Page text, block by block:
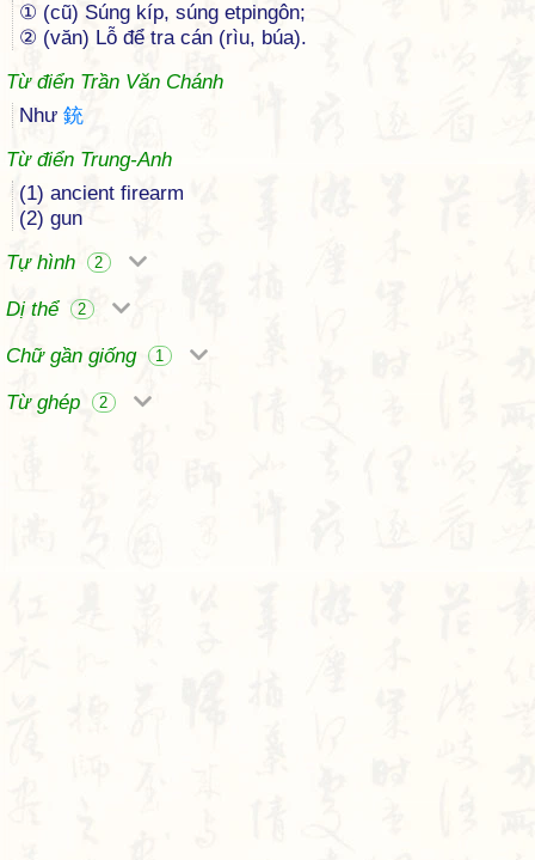
① (cũ) Súng kíp, súng etpingôn;
② (văn) Lỗ để tra cán (rìu, búa).
Từ điển Trần Văn Chánh
Như 銃
Từ điển Trung-Anh
(1) ancient firearm
(2) gun
Tự hình
2
Dị thể 2
Chữ gần giống 1
Từ ghép 2